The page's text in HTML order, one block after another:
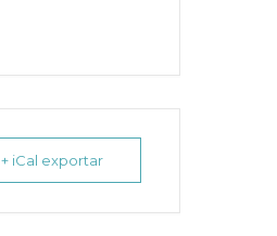
+ iCal exportar